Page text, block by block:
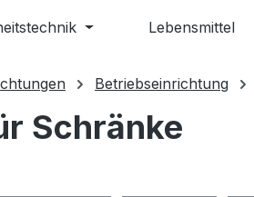
Lebensmittel
Betriebseinrichtung
Schränke